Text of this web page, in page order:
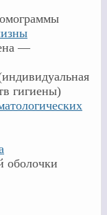
—
гигиены)
оболочки